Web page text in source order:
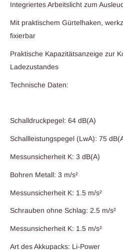
Integriertes Arbeitslicht zum
Mit praktischem Gürtelhaken,
fixierbar
Praktische Kapazitätsanzeige zur
Ladezustandes
Technische Daten:
Schalldruckpegel: 64 dB(A)
Schallleistungspegel (LwA): 75
Messunsicherheit K: 3 dB(A)
Bohren Metall: 3 m/s²
Messunsicherheit K: 1.5 m/s²
Schrauben ohne Schlag: 2.5 m/s²
Messunsicherheit K: 1.5 m/s²
Art des Akkupacks: Li-Power